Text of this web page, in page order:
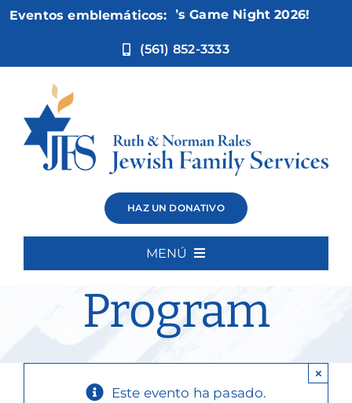
Eventos emblemáticos:
5:Not Your Mother’s Game Night 2026!
(561) 852-3333
HAZ UN DONATIVO
MENÚ
Quiénes somos
Cognitive
Intensive
Program
Este evento ha pasado.
×